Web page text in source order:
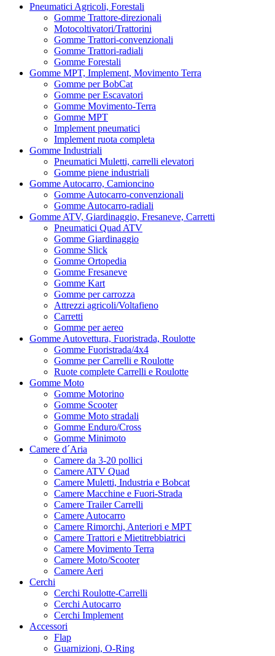
Pneumatici Agricoli, Forestali
Gomme Trattore-direzionali
Motocoltivatori/Trattorini
Gomme Trattori-convenzionali
Gomme Trattori-radiali
Gomme Forestali
Gomme MPT, Implement, Movimento Terra
Gomme per BobCat
Gomme per Escavatori
Gomme Movimento-Terra
Gomme MPT
Implement pneumatici
Implement ruota completa
Gomme Industriali
Pneumatici Muletti, carrelli elevatori
Gomme piene industriali
Gomme Autocarro, Camioncino
Gomme Autocarro-convenzionali
Gomme Autocarro-radiali
Gomme ATV, Giardinaggio, Fresaneve, Carretti
Pneumatici Quad ATV
Gomme Giardinaggio
Gomme Slick
Gomme Ortopedia
Gomme Fresaneve
Gomme Kart
Gomme per carrozza
Attrezzi agricoli/Voltafieno
Carretti
Gomme per aereo
Gomme Autovettura, Fuoristrada, Roulotte
Gomme Fuoristrada/4x4
Gomme per Carrelli e Roulotte
Ruote complete Carrelli e Roulotte
Gomme Moto
Gomme Motorino
Gomme Scooter
Gomme Moto stradali
Gomme Enduro/Cross
Gomme Minimoto
Camere d´Aria
Camere da 3-20 pollici
Camere ATV Quad
Camere Muletti, Industria e Bobcat
Camere Macchine e Fuori-Strada
Camere Trailer Carrelli
Camere Autocarro
Camere Rimorchi, Anteriori e MPT
Camere Trattori e Mietitrebbiatrici
Camere Movimento Terra
Camere Moto/Scooter
Camere Aeri
Cerchi
Cerchi Roulotte-Carrelli
Cerchi Autocarro
Cerchi Implement
Accessori
Flap
Guarnizioni, O-Ring